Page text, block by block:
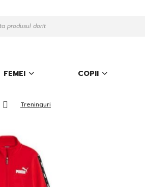
FEMEI COPII
Treninguri